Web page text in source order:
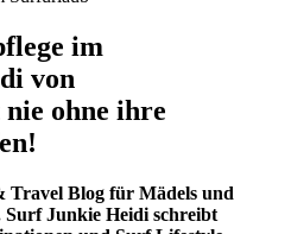
im
von
nie ohne ihre
Travel Blog für Mädels und
Surf Junkie Heidi schreibt